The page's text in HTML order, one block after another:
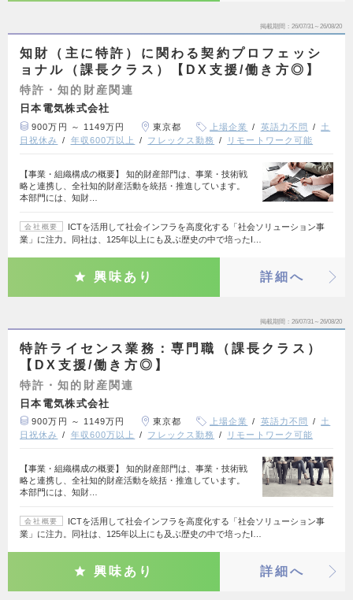
掲載期間 26/07/31～26/08/20
知財（主に特許）に関わる契約プロフェッシ
ョナル（課長クラス）【DX支援/働き方◎】
特許・知的財産関連
日本電気株式会社
900万円 ～ 1149万円 東京都 上場企業 英語力不問
土
日祝休み
年収600万以上 フレックス勤務 リモートワーク可能
【事業・組織構成の概要】 知的財産部門は、事業・技術戦
略と連携し、全社知的財産活動を統括・推進しています。
本部門には、知財…
会社概要
ICTを活用して社会インフラを高度化する「社会ソリューション事
業」に注力。同社は、125年以上にも及ぶ歴史の中で培ったI…
興味あり 詳細へ
掲載期間 26/07/31～26/08/20
特許ライセンス業務：専門職（課長クラス）
【DX支援/働き方◎】
特許・知的財産関連
日本電気株式会社
900万円 ～ 1149万円 東京都 上場企業 英語力不問
土
日祝休み
年収600万以上 フレックス勤務 リモートワーク可能
【事業・組織構成の概要】 知的財産部門は、事業・技術戦
略と連携し、全社知的財産活動を統括・推進しています。
本部門には、知財…
会社概要
ICTを活用して社会インフラを高度化する「社会ソリューション事
業」に注力。同社は、125年以上にも及ぶ歴史の中で培ったI…
興味あり 詳細へ